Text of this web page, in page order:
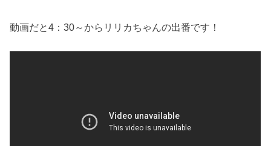
動画だと4：30～からリリカちゃんの出番です！